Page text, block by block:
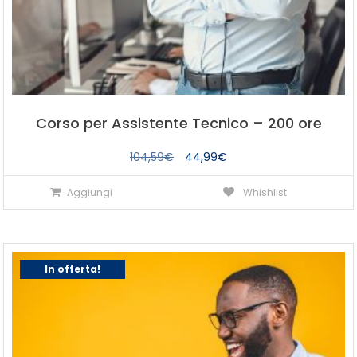
Corso per Assistente Tecnico – 200 ore
104,59€
Il
prezzo
originale
44,99€
prezzo
attuale
Aggiungi Whishlist
In offerta!